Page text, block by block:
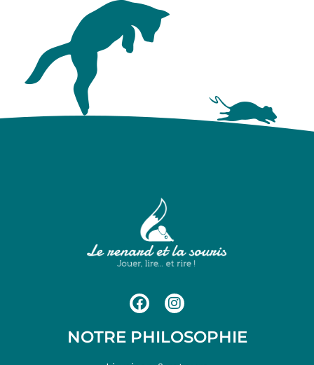
NOTRE PHILOSOPHIE